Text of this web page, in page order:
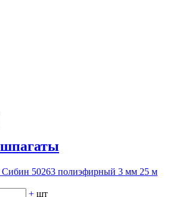
50263 полиэфирный 3 мм 25 м
+ шт